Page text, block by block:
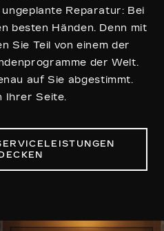
Reparatur: Bei
besten Händen. Denn mit
Sie Teil von einem der
der Welt.
auf Sie abgestimmt.
Ihrer Seite.